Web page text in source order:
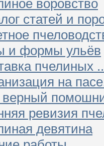
воровство
статей и
и формы ульёв
пчелиных
на
ревизия
девятина